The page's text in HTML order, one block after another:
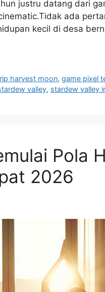
justru datang dari
ada
kecil di desa
harvest moon,game pixel
valley, stardew valley
Pola
2026